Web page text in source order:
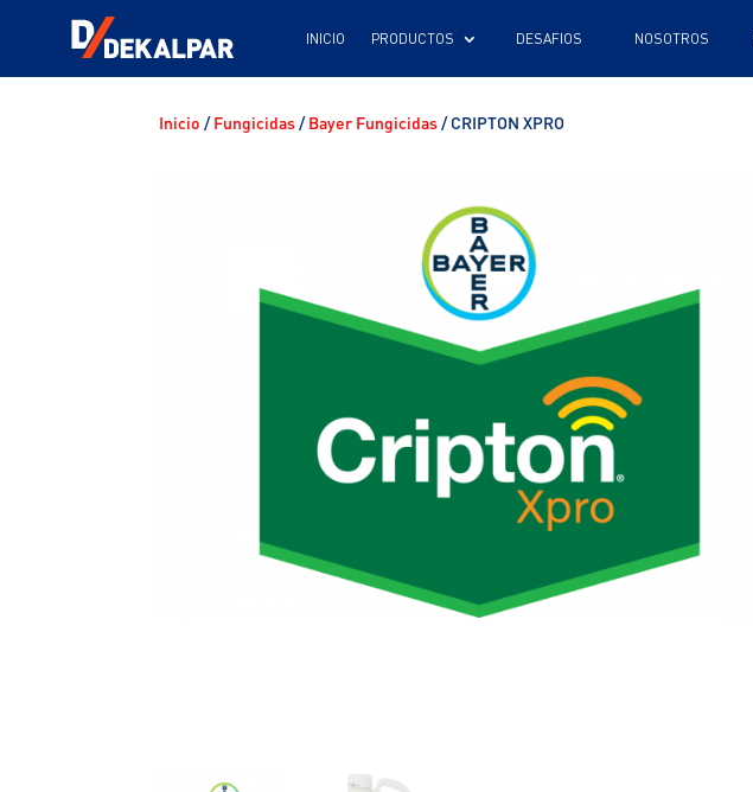
INICIO
Inicio /Fungicidas/Bayer Fungicidas/ CRIPTON XPRO